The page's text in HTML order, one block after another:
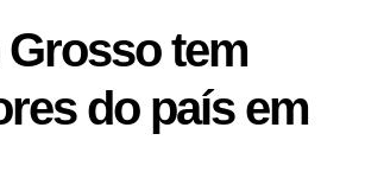
tem
do país em